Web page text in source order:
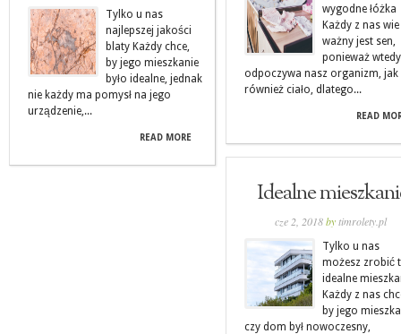
Tylko u nas
najlepszej jakości
blaty Każdy chce,
by jego mieszkanie
było idealne, jednak
nie każdy ma pomysł na jego
urządzenie,...
READ MORE
wygodne łóżka
Każdy z nas
ważny jest sen,
ponieważ wtedy
odpoczywa nasz organizm, jak
również ciało, dlatego...
READ
Idealne
cze 2, 2018by timrolety.pl
Tylko u nas
możesz zrobić
idealne
Każdy z nas
by jego
czy dom był nowoczesny,